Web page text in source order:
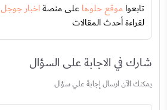
تابعواموقع حلوهاعلى منصةاخبار جوجل
لقراءة أحدث المقالات
شارك في الاجابة على السؤال
يمكنك الآن ارسال إجابة علي سؤال